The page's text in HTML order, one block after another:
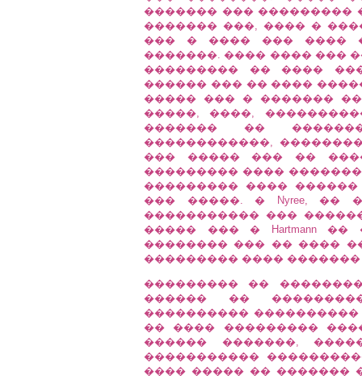
������� ��� ���������
������� ���, ���� �
��� � ���� ��� ����
�������. ���� ���� ���
��������� �� ����
������ ��� �� ����
����� ��� � �������
�����, ����,
������� ��
������������,
��� ����� ��� ��
��������� ����
��������� ����
��� �����. � Nyree, ��
����������� ���
����� ��� � Hartmann
�������� ��� �� ����
��������� ����
��������� ��
������ ��
����������
�� ���� ���������
������ �������,
�����������
���� ����� �� �������